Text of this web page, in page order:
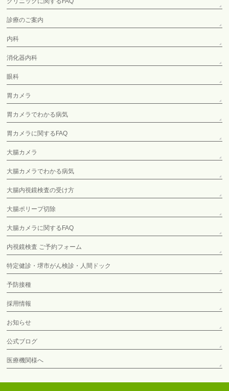
診療のご案内
内科
消化器内科
眼科
胃カメラ
胃カメラでわかる病気
胃カメラに関するFAQ
大腸カメラ
大腸カメラでわかる病気
大腸内視鏡検査の受け方
大腸ポリープ切除
大腸カメラに関するFAQ
内視鏡検査 ご予約フォーム
特定健診・堺市がん検診・人間ドック
予防接種
採用情報
お知らせ
公式ブログ
医療機関様へ